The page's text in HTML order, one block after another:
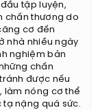
tập luyện,
chấn thương do
cơ đến
nhà nhiều ngày
nghiệm bản
chấn
được nếu
làm nóng cơ thể
tạ nặng quá sức.